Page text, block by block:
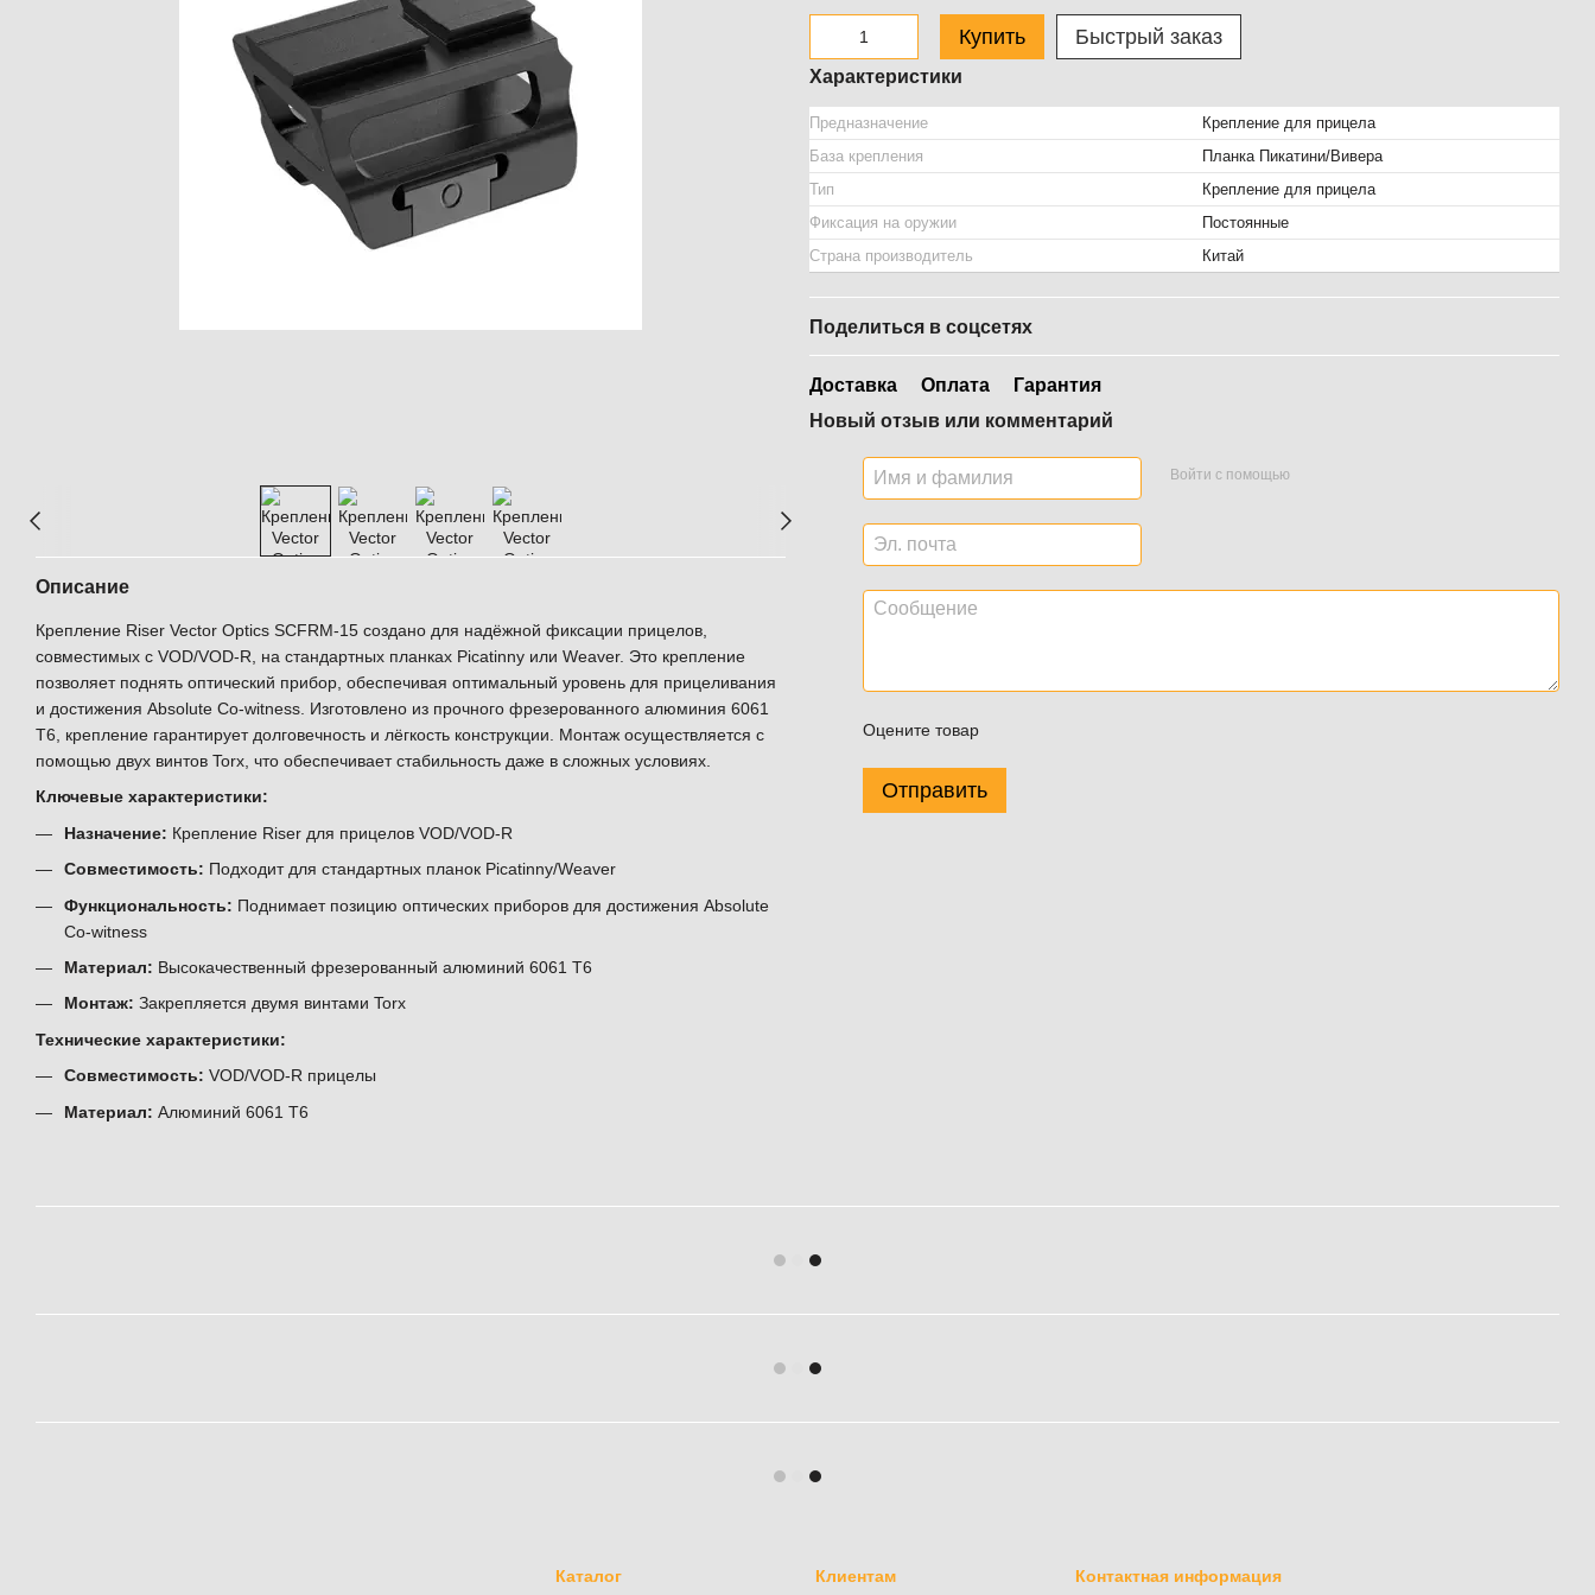
Описание
Крепление Riser Vector Optics SCFRM-15 создано для надёжной фиксации прицелов,
совместимых с VOD/VOD-R, на стандартных планках Picatinny или Weaver. Это крепление
позволяет поднять оптический прибор, обеспечивая оптимальный уровень для прицеливания
и достижения Absolute Co-witness. Изготовлено из прочного фрезерованного алюминия 6061
T6, крепление гарантирует долговечность и лёгкость конструкции. Монтаж осуществляется с
помощью двух винтов Torx, что обеспечивает стабильность даже в сложных условиях.
Ключевые характеристики:
Назначение: Крепление Riser для прицелов VOD/VOD-R
Совместимость: Подходит для стандартных планок Picatinny/Weaver
Функциональность: Поднимает позицию оптических приборов для достижения Absolute
Co-witness
Материал: Высокачественный фрезерованный алюминий 6061 T6
Монтаж: Закрепляется двумя винтами Torx
Технические характеристики:
Совместимость: VOD/VOD-R прицелы
Материал: Алюминий 6061 T6
Купить Быстрый заказ
Характеристики
Предназначение
Крепление для прицела
База крепления
Планка Пикатини/Вивера
Тип
Крепление для прицела
Фиксация на оружии
Постоянные
Страна производитель
Китай
Поделиться в соцсетях
Доставка Оплата
Гарантия
Новый отзыв или комментарий
Войти с помощью
Оцените товар
Отправить
Каталог Клиентам Контактная информация